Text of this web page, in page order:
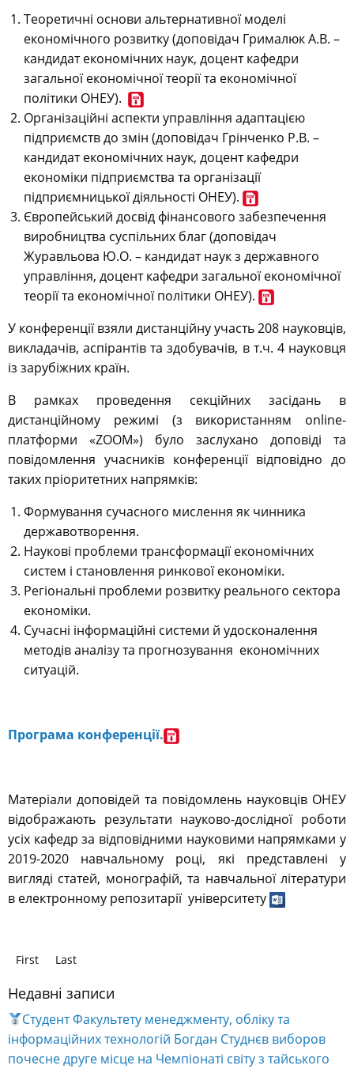
Теоретичні основи альтернативної моделі
економічного розвитку(доповідач Грималюк А.В. –
кандидат економічних наук, доцент кафедри
загальної економічної теорії та економічної
політики ОНЕУ).
Організаційні аспекти управління адаптацією
підприємств до змін (доповідач Грінченко Р.В. –
кандидат економічних наук, доцент кафедри
економіки підприємства та організації
підприємницької діяльності ОНЕУ).
Європейський досвід фінансового забезпечення
виробництва суспільних благ(доповідач
Журавльова Ю.О. – кандидат наук з державного
управління, доцент кафедри загальної економічної
теорії та економічної політики ОНЕУ).
У конференції взяли дистанційну участь 208 науковців,
викладачів, аспірантів та здобувачів, в т.ч. 4 науковця
із зарубіжних країн.
В рамках проведення секційних засідань в
дистанційному режимі (з використанням online-
платформи «ZOOM») було заслухано доповіді та
повідомлення учасників конференції відповідно до
таких пріоритетних напрямків:
Формування сучасного мислення як чинника
державотворення.
Наукові проблеми трансформації економічних
систем і становлення ринкової економіки.
Регіональні проблеми розвитку реального сектора
економіки.
Сучасні інформаційні системи й удосконалення
методів аналізу та прогнозування економічних
ситуацій.
Програма конференції.
Матеріали доповідей та повідомлень науковців ОНЕУ
відображають результати науково-дослідної роботи
усіх кафедр за відповідними науковими напрямками у
2019-2020 навчальному році, які представлені у
вигляді статей, монографій, та навчальної літератури
в електронному репозитарії університету
First Last
Недавні записи
Студент Факультету менеджменту, обліку та
інформаційних технологій Богдан Студнєв виборов
почесне друге місце на Чемпіонаті світу з тайського